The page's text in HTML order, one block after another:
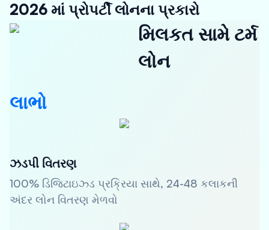
2026 માં પ્રોપર્ટી લોનના પ્રકારો
મિલકત સામે ટર્મ
લોન
લાભો
ઝડપી વિતરણ
100% ડિજિટાઇઝ્ડ પ્રક્રિયા સાથે, 24-48 કલાકની
અંદર લોન વિતરણ મેળવો